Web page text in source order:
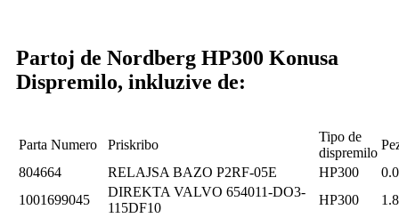
Partoj de Nordberg HP300 Konusa
Dispremilo, inkluzive de:
Parta Numero Priskribo
Tipo de
dispremilo
804664
RELAJSA BAZO P2RF-05E HP300
1001699045
DIREKTA VALVO 654011-DO3-
115DF10
HP300